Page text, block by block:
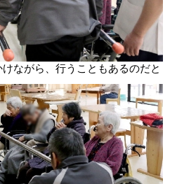
ながら、行うこともあるのだと